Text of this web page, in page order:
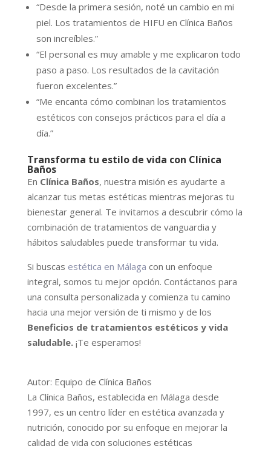
“Desde la primera sesión, noté un cambio en mi
piel. Los tratamientos de HIFU en Clínica Baños
son increíbles.”
“El personal es muy amable y me explicaron todo
paso a paso. Los resultados de la cavitación
fueron excelentes.”
“Me encanta cómo combinan los tratamientos
estéticos con consejos prácticos para el día a
día.”
Transforma tu estilo de vida con Clínica
Baños
En Clínica Baños, nuestra misión es ayudarte a
alcanzar tus metas estéticas mientras mejoras tu
bienestar general. Te invitamos a descubrir cómo la
combinación de tratamientos de vanguardia y
hábitos saludables puede transformar tu vida.
Si buscas estética en Málaga con un enfoque
integral, somos tu mejor opción. Contáctanos para
una consulta personalizada y comienza tu camino
hacia una mejor versión de ti mismo y de los
Beneficios de tratamientos estéticos y vida
saludable. ¡Te esperamos!
Autor: Equipo de Clínica Baños
La Clínica Baños, establecida en Málaga desde
1997, es un centro líder en estética avanzada y
nutrición, conocido por su enfoque en mejorar la
calidad de vida con soluciones estéticas